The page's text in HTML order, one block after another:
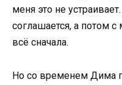
меня это не
соглашается, а потом
всё сначала.
Но со временем Дима